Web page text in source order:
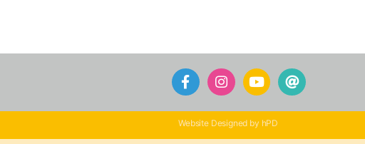
Website Designed by hPD